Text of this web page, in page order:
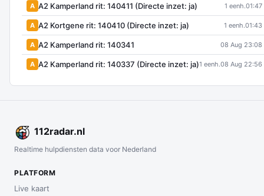
A A2 Kamperland rit: 140411 (Directe inzet: ja) 1 eenh.01:47
A A2 Kortgene rit: 140410 (Directe inzet: ja) 1 eenh.01:43
A A2 Kamperland rit: 140341 08 Aug 23:08
A A2 Kamperland rit: 140337 (Directe inzet: ja)1 eenh.08 Aug 22:56
112radar.nl
Realtime hulpdiensten data voor Nederland
PLATFORM
Live kaart